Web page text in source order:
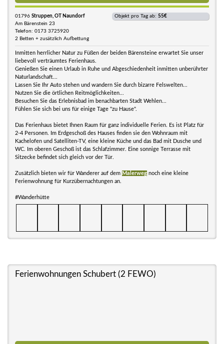
01796 Struppen, OT Naundorf
Am Bärenstein 23
Telefon: 0173 3725920
2 Betten + zusätzlich Aufbettung
Objekt pro Tag ab: 55€
Inmitten herrlicher Natur zu Füßen der beiden Bärensteine erwartet Sie unser
liebevoll verträumtes Ferienhaus.
Genießen Sie einen Urlaub in Ruhe und Abgeschiedenheit inmitten unberührter
Naturlandschaft...
Lassen Sie Ihr Auto stehen und wandern Sie durch bizarre Felswelten...
Nutzen Sie die örtlichen Reitmöglichkeiten...
Besuchen Sie das Erlebnisbad im benachbarten Stadt Wehlen...
Fühlen Sie sich bei uns für einige Tage "zu Hause".
Das Ferienhaus bietet Ihnen Raum für ganz individuelle Ferien. Es ist Platz für
2-4 Personen. Im Erdgeschoß des Hauses finden sie den Wohnraum mit
Kachelofen und Satelliten-TV, eine kleine Küche und das Bad mit Dusche und
WC. Im oberen Geschoß ist das Schlafzimmer. Eine sonnige Terrasse mit
Sitzecke befindet sich gleich vor der Tür.
Zusätzlich bieten wir für Wanderer auf dem Malerweg noch eine kleine
Ferienwohnung für Kurzübernachtungen an.
#Wanderhütte
Ferienwohnungen Schubert (2 FEWO)